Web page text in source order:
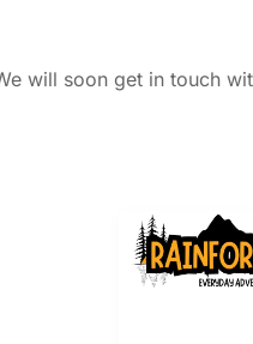
will soon get in touch